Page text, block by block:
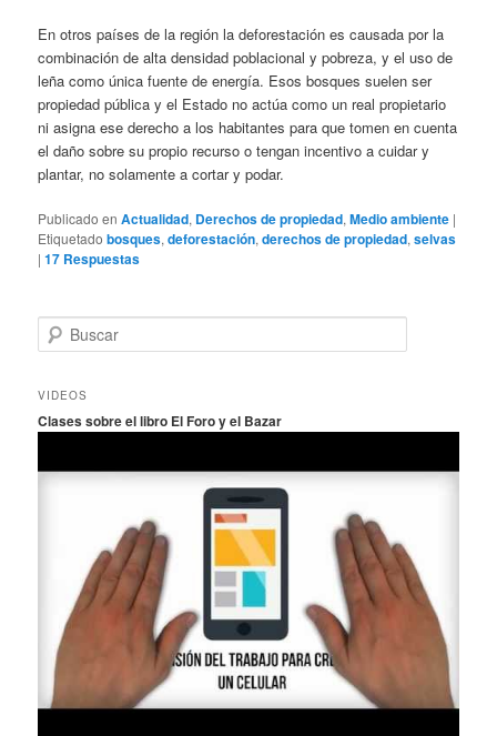
En otros países de la región la deforestación es causada por la
combinación de alta densidad poblacional y pobreza, y el uso de
leña como única fuente de energía. Esos bosques suelen ser
propiedad pública y el Estado no actúa como un real propietario
ni asigna ese derecho a los habitantes para que tomen en cuenta
el daño sobre su propio recurso o tengan incentivo a cuidar y
plantar, no solamente a cortar y podar.
Publicado en Actualidad, Derechos de propiedad,Medio ambiente |
Etiquetado bosques,deforestación,derechos de propiedad,selvas
|17 Respuestas
u
c
r
VIDEOS
Clases sobre el libro El Foro y el Bazar